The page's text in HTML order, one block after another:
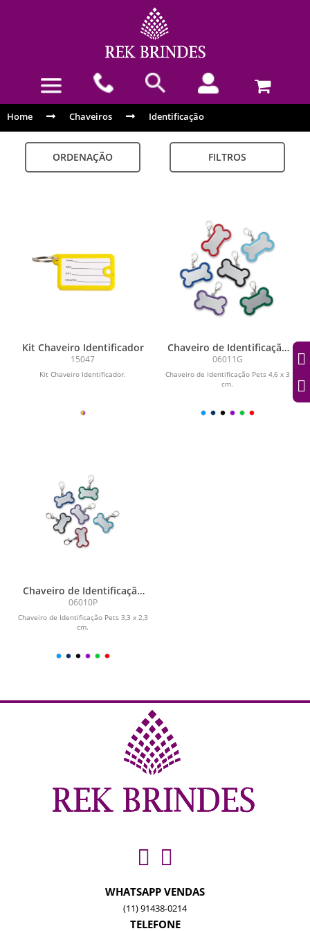
Home Chaveiros Identificação
ORDENAÇÃO FILTROS
Kit Chaveiro Identificador
15047
Kit Chaveiro Identificador.
Chaveiro de Identificação
Pets
06011G
Chaveiro de Identificação Pets 4,6 x 3
cm.
Chaveiro de Identificação
Pets
06010P
Chaveiro de Identificação Pets 3,3 x 2,3
cm.
WHATSAPP VENDAS
(11) 91438-0214
TELEFONE